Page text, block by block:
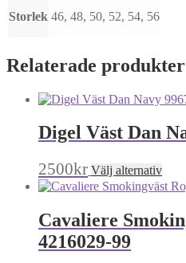
Storlek 46, 48, 50, 52, 54, 56
Relaterade produkter
Digel Väst Dan
2500kr Välj alternativDen
här
flera
Cavaliere
4216029-99